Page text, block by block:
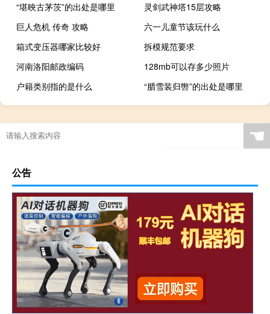
“堪映古茅茨”的出处是哪里
灵剑武神塔15层攻略
巨人危机 传奇 攻略
六一儿童节该玩什么
箱式变压器哪家比较好
拆模规范要求
河南洛阳邮政编码
128mb可以存多少照片
户籍类别指的是什么
“腊雪装归辔”的出处是哪里
☚
公告